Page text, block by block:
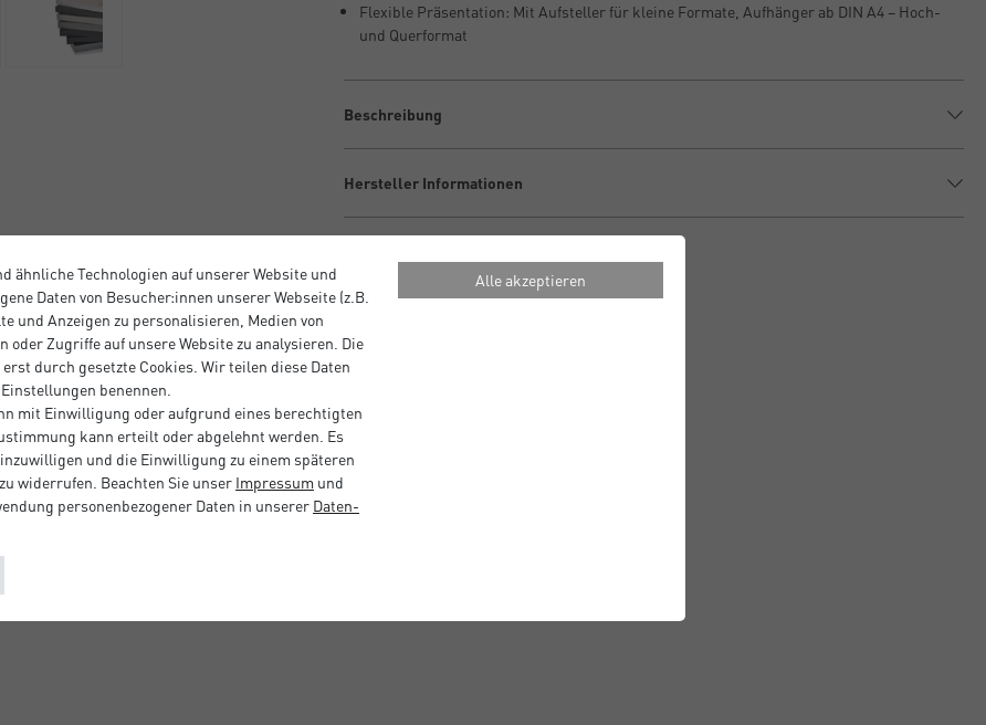
0
0
0
0
Flexible Präsentation: Mit Aufsteller für kleine Formate, Aufhänger ab DIN A4 – Hoch-
und Querformat
Beschreibung
Hersteller Informationen
ähnliche Technologien auf unserer Website und
Daten von Besucher:innen unserer Webseite (z.B.
und Anzeigen zu personalisieren, Medien von
Zugriffe auf unsere Website zu analysieren. Die
durch gesetzte Cookies. Wir teilen diese Daten
benennen.
mit Einwilligung oder aufgrund eines berechtigten
kann erteilt oder abgelehnt werden. Es
und die Einwilligung zu einem späteren
widerrufen. Beachten Sie unser Impressum und
personenbezogener Daten in unserer Daten­
Alle akzeptieren